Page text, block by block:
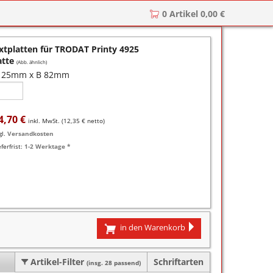
für COLOP Printer
für COLOP Heavy Duty
für TRODAT Printy
III
191
0 Artikel 0,00 €
für TRODAT Printy 4925
(Abb. ähnlich)
25mm x B 82mm
€ inkl. MwSt. (12,35 €netto)
Versandkosten
1-2 Werktage *
in den Warenkorb
Schriftarten
Artikel-Filter (insg. 28 passend)